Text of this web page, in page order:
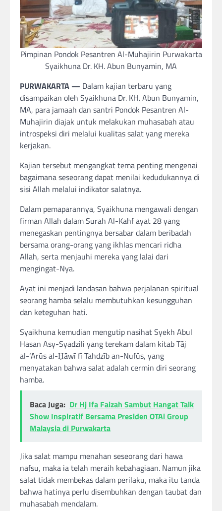
Pimpinan Pondok Pesantren Al-Muhajirin Purwakarta
Syaikhuna Dr. KH. Abun Bunyamin, MA
PURWAKARTA — Dalam kajian terbaru yang
disampaikan oleh Syaikhuna Dr. KH. Abun Bunyamin,
MA, para jamaah dan santri Pondok Pesantren Al-
Muhajirin diajak untuk melakukan muhasabah atau
introspeksi diri melalui kualitas salat yang mereka
kerjakan.
Kajian tersebut mengangkat tema penting mengenai
bagaimana seseorang dapat menilai kedudukannya di
sisi Allah melalui indikator salatnya.
Dalam pemaparannya, Syaikhuna mengawali dengan
firman Allah dalam Surah Al-Kahf ayat 28 yang
menegaskan pentingnya bersabar dalam beribadah
bersama orang-orang yang ikhlas mencari ridha
Allah, serta menjauhi mereka yang lalai dari
mengingat-Nya.
Ayat ini menjadi landasan bahwa perjalanan spiritual
seorang hamba selalu membutuhkan kesungguhan
dan keteguhan hati.
Syaikhuna kemudian mengutip nasihat Syekh Abul
Hasan Asy-Syadzili yang terekam dalam kitab Tāj
al-‘Arūs al-Ḥāwī fī Tahdzīb an-Nufūs, yang
menyatakan bahwa salat adalah cermin diri seorang
hamba.
Baca Juga: Dr Hj Ifa Faizah Sambut Hangat Talk
Show Inspiratif Bersama Presiden OTAi Group
Malaysia di Purwakarta
Jika salat mampu menahan seseorang dari hawa
nafsu, maka ia telah meraih kebahagiaan. Namun jika
salat tidak membekas dalam perilaku, maka itu tanda
bahwa hatinya perlu disembuhkan dengan taubat dan
muhasabah mendalam.